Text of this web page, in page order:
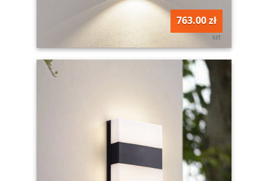
763.00 zł
szt